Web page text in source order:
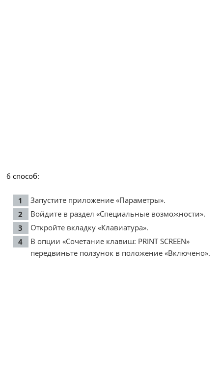
6 способ:
Запустите приложение «Параметры».
Войдите в раздел «Специальные возможности».
Откройте вкладку «Клавиатура».
В опции «Сочетание клавиш: PRINT SCREEN»
передвиньте ползунок в положение «Включено».